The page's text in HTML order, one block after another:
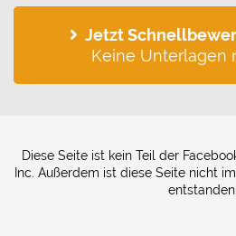
Jetzt
Keine Unterlagen
Diese Seite ist kein Teil der
Inc. Außerdem ist diese Seite nicht
entstanden.